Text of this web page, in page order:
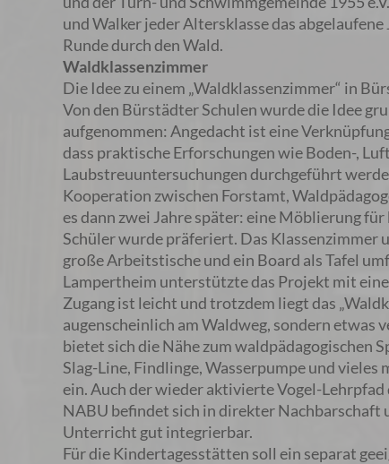
und Walker jeder Altersklasse das
Runde durch den Wald.
Waldklassenzimmer
Die Idee zu einem „Waldklassenzimmer“ in
Von den Bürstädter Schulen wurde die Idee
aufgenommen: Angedacht ist eine
dass praktische Erforschungen wie Boden-,
Laubstreuuntersuchungen durchgeführt
Kooperation zwischen Forstamt,
es dann zwei Jahre später: eine Möblierung
Schüler wurde präferiert. Das Klassenzimmer
große Arbeitstische und ein Board als Tafel
Lampertheim unterstützte das Projekt mit
Zugang ist leicht und trotzdem liegt das
augenscheinlich am Waldweg, sondern etwas
bietet sich die Nähe zum waldpädagogischen
Slag-Line, Findlinge, Wasserpumpe und vieles
ein. Auch der wieder aktivierte Vogel-Lehrpfad
NABU befindet sich in direkter Nachbarschaft
Unterricht gut integrierbar.
Für die Kindertagesstätten soll ein separat